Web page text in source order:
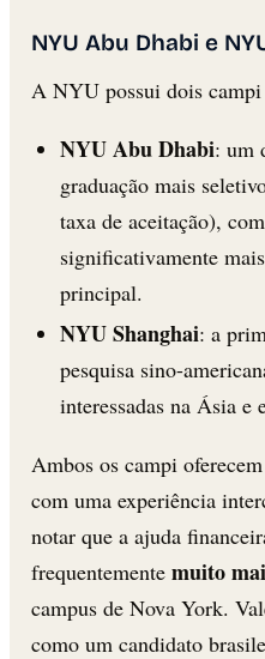
NYU Abu Dhabi e
A NYU possui dois
NYU Abu Dhabi: um
graduação mais
taxa de aceitação),
significativamente
principal.
NYU Shanghai: a
pesquisa sino-
interessadas na Ásia e
Ambos os campi
com uma experiência
notar que a ajuda
frequentemente muito
campus de Nova York.
como um candidato